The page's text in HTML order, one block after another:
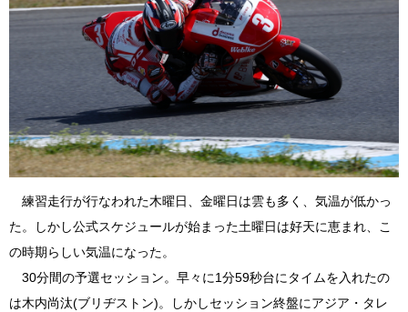
練習走行が行なわれた木曜日、金曜日は雲も多く、気温が低かっ
た。しかし公式スケジュールが始まった土曜日は好天に恵まれ、こ
の時期らしい気温になった。
30分間の予選セッション。早々に1分59秒台にタイムを入れたの
は木内尚汰(ブリヂストン)。しかしセッション終盤にアジア・タレ